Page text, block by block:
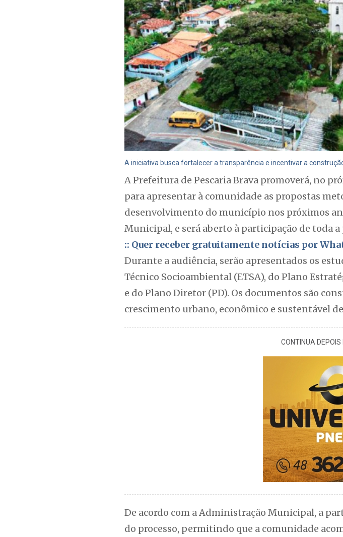
A iniciativa busca fortalecer a transparência e incentivar a
A Prefeitura de Pescaria Brava promoverá, no
para apresentar à comunidade as propostas
desenvolvimento do município nos próximos
Municipal, e será aberto à participação de toda a
:: Quer receber gratuitamente notícias por
Durante a audiência, serão apresentados os
Técnico Socioambiental (ETSA), do Plano
e do Plano Diretor (PD). Os documentos são
crescimento urbano, econômico e sustentável de
CONTINUA
De acordo com a Administração Municipal, a
do processo, permitindo que a comunidade